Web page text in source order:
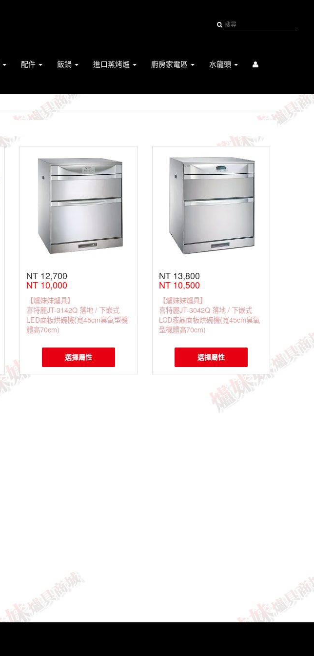
配件 飯鍋 進口蒸烤爐 廚房家電區 水龍頭
NT 12,700
NT 10,000
【爐妹妹爐具】
喜特麗JT-3142Q 落地 / 下嵌式
LED面板烘碗機(寬45cm臭氧型機
體高70cm)
選擇屬性
NT 13,800
NT 10,500
【爐妹妹爐具】
喜特麗JT-3042Q 落地 / 下嵌式
LCD液晶面板烘碗機(寬45cm臭氧
型機體高70cm)
選擇屬性